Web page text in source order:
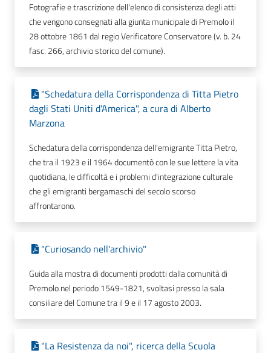
Fotografie e trascrizione dell'elenco di consistenza degli atti
che vengono consegnati alla giunta municipale di Premolo il
28 ottobre 1861 dal regio Verificatore Conservatore (v. b. 24
fasc. 266, archivio storico del comune).
"Schedatura della Corrispondenza di Titta Pietro
dagli Stati Uniti d'America", a cura di Alberto
Marzona
Schedatura della corrispondenza dell'emigrante Titta Pietro,
che tra il 1923 e il 1964 documentò con le sue lettere la vita
quotidiana, le difficoltà e i problemi d'integrazione culturale
che gli emigranti bergamaschi del secolo scorso
affrontarono.
"Curiosando nell'archivio"
Guida alla mostra di documenti prodotti dalla comunità di
Premolo nel periodo 1549-1821, svoltasi presso la sala
consiliare del Comune tra il 9 e il 17 agosto 2003.
"La Resistenza da noi", ricerca della Scuola